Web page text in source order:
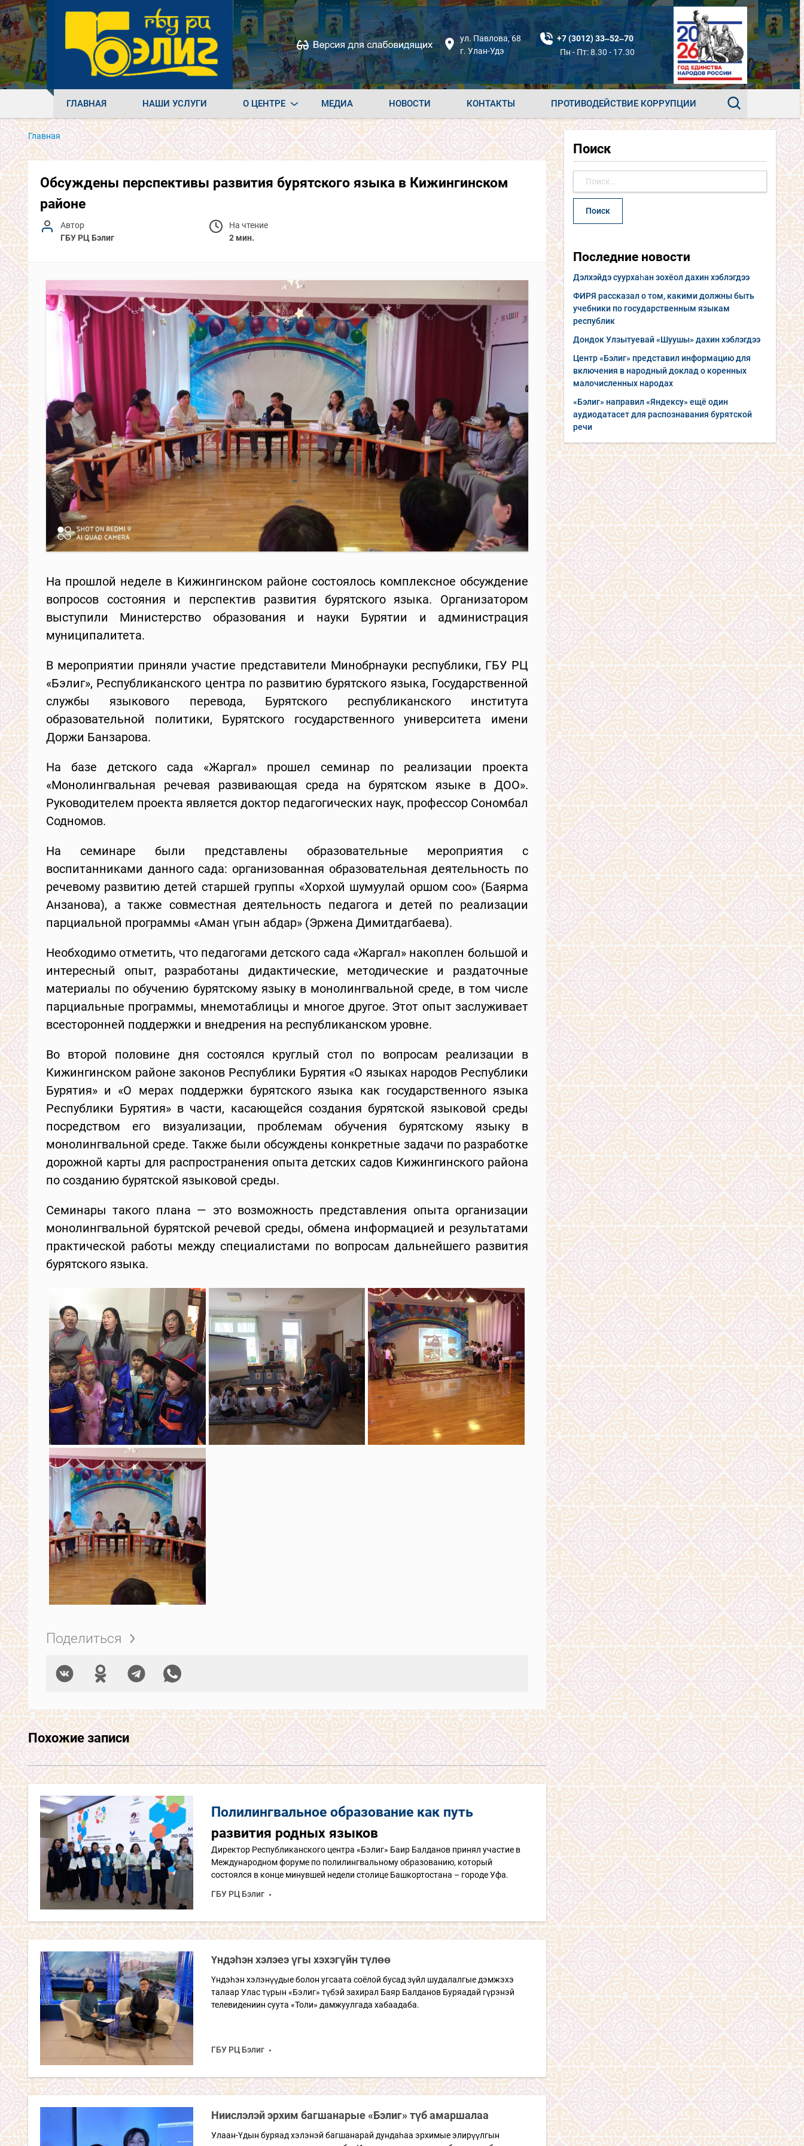
ул. Павлова, 68
г. Улан-Удэ
+7 (3012) 33‒52‒70
Пн - Пт: 8.30 - 17.30
ГЛАВНАЯ НАШИ УСЛУГИ О ЦЕНТРЕ МЕДИА НОВОСТИ КОНТАКТЫ ПРОТИВОДЕЙСТВИЕ КОРРУПЦИИ
Главная
Обсуждены перспективы развития бурятского языка в Кижингинском
районе
Автор
ГБУ РЦ Бэлиг
На чтение
2 мин.
На прошлой неделе в Кижингинском районе состоялось комплексное обсуждение
вопросов состояния и перспектив развития бурятского языка. Организатором
выступили Министерство образования и науки Бурятии и администрация
муниципалитета.
В мероприятии приняли участие представители Минобрнауки республики, ГБУ РЦ
«Бэлиг», Республиканского центра по развитию бурятского языка, Государственной
службы языкового перевода, Бурятского республиканского института
образовательной политики, Бурятского государственного университета имени
Доржи Банзарова.
На базе детского сада «Жаргал» прошел семинар по реализации проекта
«Монолингвальная речевая развивающая среда на бурятском языке в ДОО».
Руководителем проекта является доктор педагогических наук, профессор Сономбал
Содномов.
На семинаре были представлены образовательные мероприятия с
воспитанниками данного сада: организованная образовательная деятельность по
речевому развитию детей старшей группы «Хорхой шумуулай оршом соо» (Баярма
Анзанова), а также совместная деятельность педагога и детей по реализации
парциальной программы «Аман үгын абдар» (Эржена Димитдагбаева).
Необходимо отметить, что педагогами детского сада «Жаргал» накоплен большой и
интересный опыт, разработаны дидактические, методические и раздаточные
материалы по обучению бурятскому языку в монолингвальной среде, в том числе
парциальные программы, мнемотаблицы и многое другое. Этот опыт заслуживает
всесторонней поддержки и внедрения на республиканском уровне.
Во второй половине дня состоялся круглый стол по вопросам реализации в
Кижингинском районе законов Республики Бурятия «О языках народов Республики
Бурятия» и «О мерах поддержки бурятского языка как государственного языка
Республики Бурятия» в части, касающейся создания бурятской языковой среды
посредством его визуализации, проблемам обучения бурятскому языку в
монолингвальной среде. Также были обсуждены конкретные задачи по разработке
дорожной карты для распространения опыта детских садов Кижингинского района
по созданию бурятской языковой среды.
Семинары такого плана — это возможность представления опыта организации
монолингвальной бурятской речевой среды, обмена информацией и результатами
практической работы между специалистами по вопросам дальнейшего развития
бурятского языка.
Поделиться
Похожие записи
Полилингвальное образование как путь
развития родных языков
Директор Республиканского центра «Бэлиг» Баир Балданов принял участие в
Международном форуме по полилингвальному образованию, который
состоялся в конце минувшей недели столице Башкортостана – городе Уфа.
ГБУ РЦ Бэлиг
Үндэһэн хэлэеэ үгы хэхэгүйн түлөө
Үндэһэн хэлэнүүдые болон угсаата соёлой бусад зүйл шудалалгые дэмжэхэ
талаар Улас түрын «Бэлиг» түбэй захирал Баяр Балданов Буряадай гүрэнэй
телевидениин суута «Толи» дамжуулгада хабаадаба.
ГБУ РЦ Бэлиг
Ниислэлэй эрхим багшанарые «Бэлиг» түб амаршалаа
Улаан-Үдын буряад хэлэнэй багшанарай дундаһаа эрхимые элирүүлгын
Поиск
Последние новости
Дэлхэйдэ суурхаһан зохёол дахин хэблэгдээ
ФИРЯ рассказал о том, какими должны быть
учебники по государственным языкам
республик
Дондок Улзытуевай «Шуушы» дахин хэблэгдээ
Центр «Бэлиг» представил информацию для
включения в народный доклад о коренных
малочисленных народах
«Бэлиг» направил «Яндексу» ещё один
аудиодатасет для распознавания бурятской
речи